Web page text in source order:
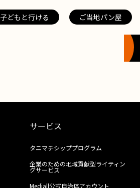
子どもと行ける ご当地パン屋
サービス
タニマチシッププログラム
企業のための地域貢献型ライティン
グサービス
Mediall公式自治体アカウント